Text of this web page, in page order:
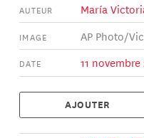
AUTEUR María
IMAGE AP Photo/
DATE 11 novembre
AJOUTER